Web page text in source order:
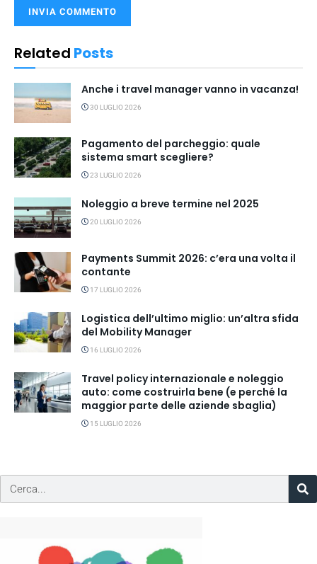
Related Posts
Anche i travel manager vanno in vacanza!
30 LUGLIO 2026
Pagamento del parcheggio: quale
sistema smart scegliere?
23 LUGLIO 2026
Noleggio a breve termine nel 2025
20 LUGLIO 2026
Payments Summit 2026: c’era una volta il
contante
17 LUGLIO 2026
Logistica dell’ultimo miglio: un’altra sfida
del Mobility Manager
16 LUGLIO 2026
Travel policy internazionale e noleggio
auto: come costruirla bene (e perché la
maggior parte delle aziende sbaglia)
15 LUGLIO 2026